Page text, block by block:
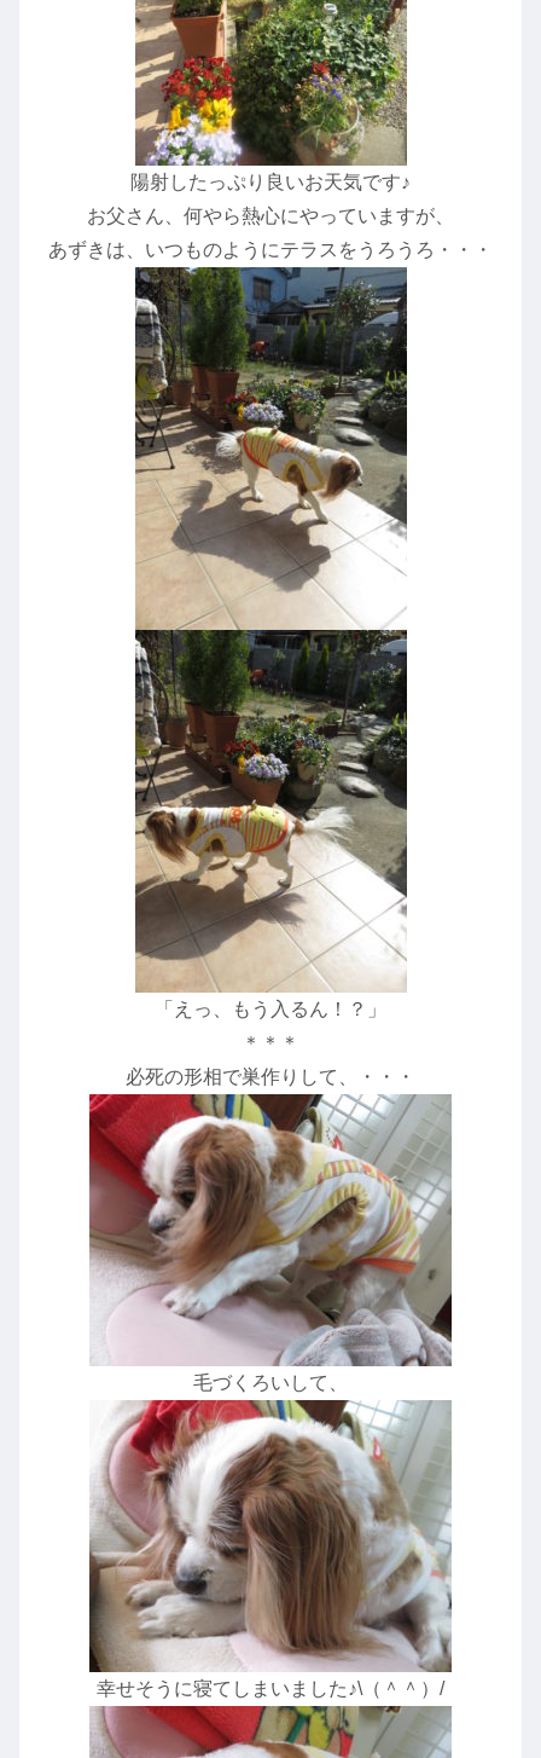
陽射したっぷり良いお天気です♪
お父さん、何やら熱心にやっていますが、
あずきは、いつものようにテラスをうろうろ・・・
「えっ、もう入るん！？」
＊＊＊
必死の形相で巣作りして、・・・
毛づくろいして、
幸せそうに寝てしまいました♪\（＾＾）/